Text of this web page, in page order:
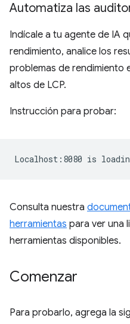
Automatiza las
Indícale a tu agente de IA
rendimiento, analice los
problemas de rendimiento
altos de LCP.
Instrucción para probar:
Consulta nuestra
herramientas para ver una
herramientas disponibles.
Comenzar
Para probarlo, agrega la